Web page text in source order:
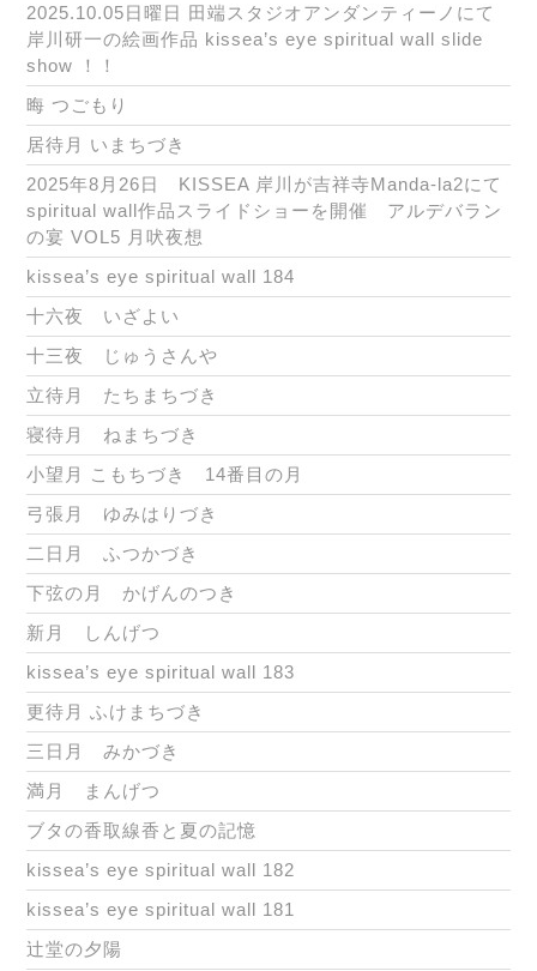
2025.10.05日曜日 田端スタジオアンダンティーノにて
岸川研一の絵画作品 kissea’s eye spiritual wall slide
show ！！
晦 つごもり
居待月 いまちづき
2025年8月26日 KISSEA 岸川が吉祥寺Manda-la2にて
spiritual wall作品スライドショーを開催 アルデバラン
の宴 VOL5 月吠夜想
kissea’s eye spiritual wall 184
十六夜 いざよい
十三夜 じゅうさんや
立待月 たちまちづき
寝待月 ねまちづき
小望月 こもちづき 14番目の月
弓張月 ゆみはりづき
二日月 ふつかづき
下弦の月 かげんのつき
新月 しんげつ
kissea’s eye spiritual wall 183
更待月 ふけまちづき
三日月 みかづき
満月 まんげつ
ブタの香取線香と夏の記憶
kissea’s eye spiritual wall 182
kissea’s eye spiritual wall 181
辻堂の夕陽